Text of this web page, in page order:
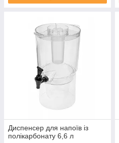
Диспенсер для напоїв із
полікарбонату 6,6 л